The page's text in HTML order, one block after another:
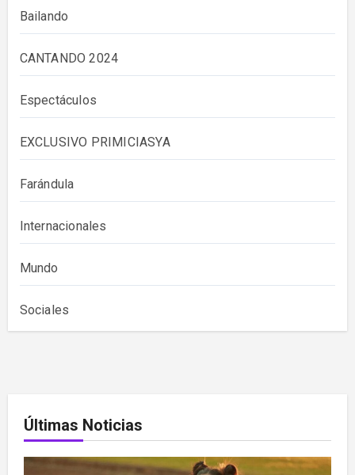
Bailando
CANTANDO 2024
Espectáculos
EXCLUSIVO PRIMICIASYA
Farándula
Internacionales
Mundo
Sociales
Últimas Noticias